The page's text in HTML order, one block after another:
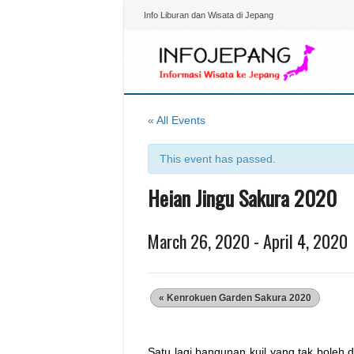
Info Liburan dan Wisata di Jepang
« All Events
This event has passed.
Heian Jingu Sakura 2020
March 26, 2020 -April 4, 2020
« Kenrokuen Garden Sakura 2020